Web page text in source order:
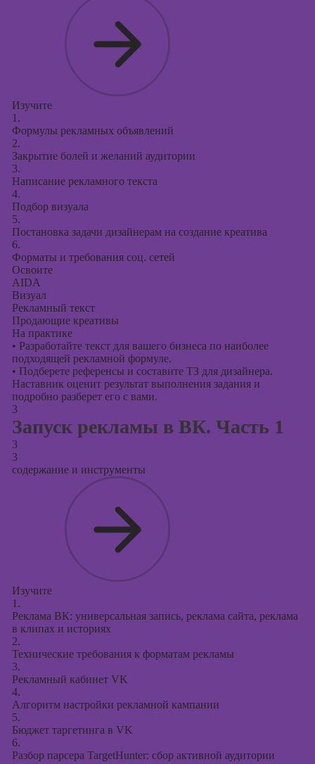
Изучите
1.
Формулы рекламных объявлений
2.
Закрытие болей и желаний аудитории
3.
Написание рекламного текста
4.
Подбор визуала
5.
Постановка задачи дизайнерам на создание креатива
6.
Форматы и требования соц. сетей
Освоите
AIDA
Визуал
Рекламный текст
Продающие креативы
На практике
• Разработайте текст для вашего бизнеса по наиболее
подходящей рекламной формуле.
• Подберете референсы и составите ТЗ для дизайнера.
Наставник оценит результат выполнения задания и
подробно разберет его с вами.
3
Запуск рекламы в ВК. Часть 1
3
3
содержание и инструменты
Изучите
1.
Реклама ВК: универсальная запись, реклама сайта, реклама
в клипах и историях
2.
Технические требования к форматам рекламы
3.
Рекламный кабинет VK
4.
Алгоритм настройки рекламной кампании
5.
Бюджет таргетинга в VK
6.
Разбор парсера TargetHunter: сбор активной аудитории